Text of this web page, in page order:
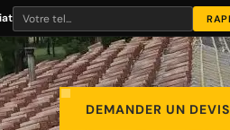
DEMANDER UN DEVIS